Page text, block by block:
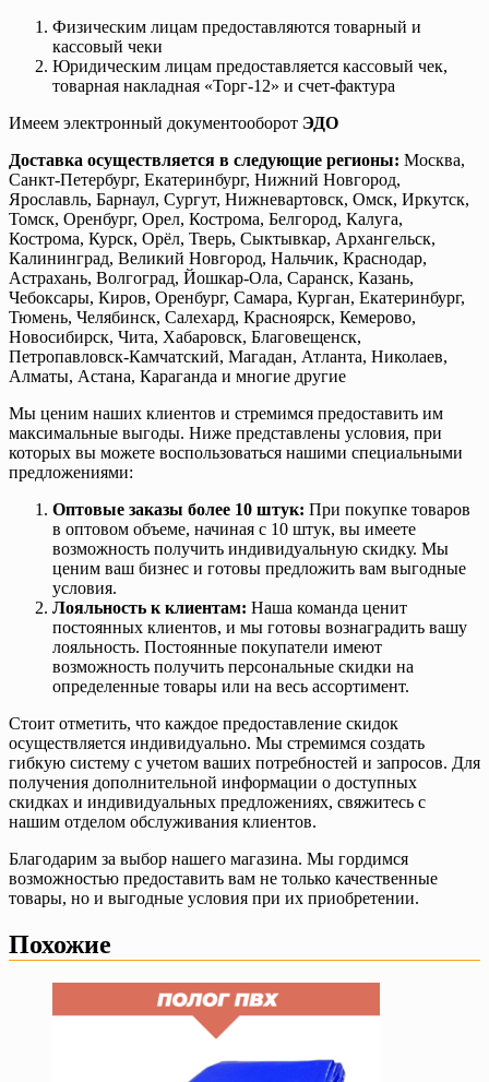
Физическим лицам предоставляются товарный и
кассовый чеки
Юридическим лицам предоставляется кассовый чек,
товарная накладная «Торг-12» и счет-фактура
Имеем электронный документооборот ЭДО
Доставка осуществляется в следующие регионы: Москва,
Санкт-Петербург, Екатеринбург, Нижний Новгород,
Ярославль, Барнаул, Сургут, Нижневартовск, Омск, Иркутск,
Томск, Оренбург, Орел, Кострома, Белгород, Калуга,
Кострома, Курск, Орёл, Тверь, Сыктывкар, Архангельск,
Калининград, Великий Новгород, Нальчик, Краснодар,
Астрахань, Волгоград, Йошкар-Ола, Саранск, Казань,
Чебоксары, Киров, Оренбург, Самара, Курган, Екатеринбург,
Тюмень, Челябинск, Салехард, Красноярск, Кемерово,
Новосибирск, Чита, Хабаровск, Благовещенск,
Петропавловск-Камчатский, Магадан, Атланта, Николаев,
Алматы, Астана, Караганда и многие другие
Мы ценим наших клиентов и стремимся предоставить им
максимальные выгоды. Ниже представлены условия, при
которых вы можете воспользоваться нашими специальными
предложениями:
Оптовые заказы более 10 штук: При покупке товаров
в оптовом объеме, начиная с 10 штук, вы имеете
возможность получить индивидуальную скидку. Мы
ценим ваш бизнес и готовы предложить вам выгодные
условия.
Лояльность к клиентам: Наша команда ценит
постоянных клиентов, и мы готовы вознаградить вашу
лояльность. Постоянные покупатели имеют
возможность получить персональные скидки на
определенные товары или на весь ассортимент.
Стоит отметить, что каждое предоставление скидок
осуществляется индивидуально. Мы стремимся создать
гибкую систему с учетом ваших потребностей и запросов. Для
получения дополнительной информации о доступных
скидках и индивидуальных предложениях, свяжитесь с
нашим отделом обслуживания клиентов.
Благодарим за выбор нашего магазина. Мы гордимся
возможностью предоставить вам не только качественные
товары, но и выгодные условия при их приобретении.
Похожие